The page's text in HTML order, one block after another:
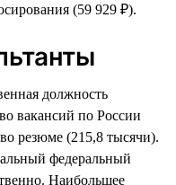
(59 929 ₽).
должность
вакансий по России
резюме (215,8 тысячи).
федеральный
Наибольшее